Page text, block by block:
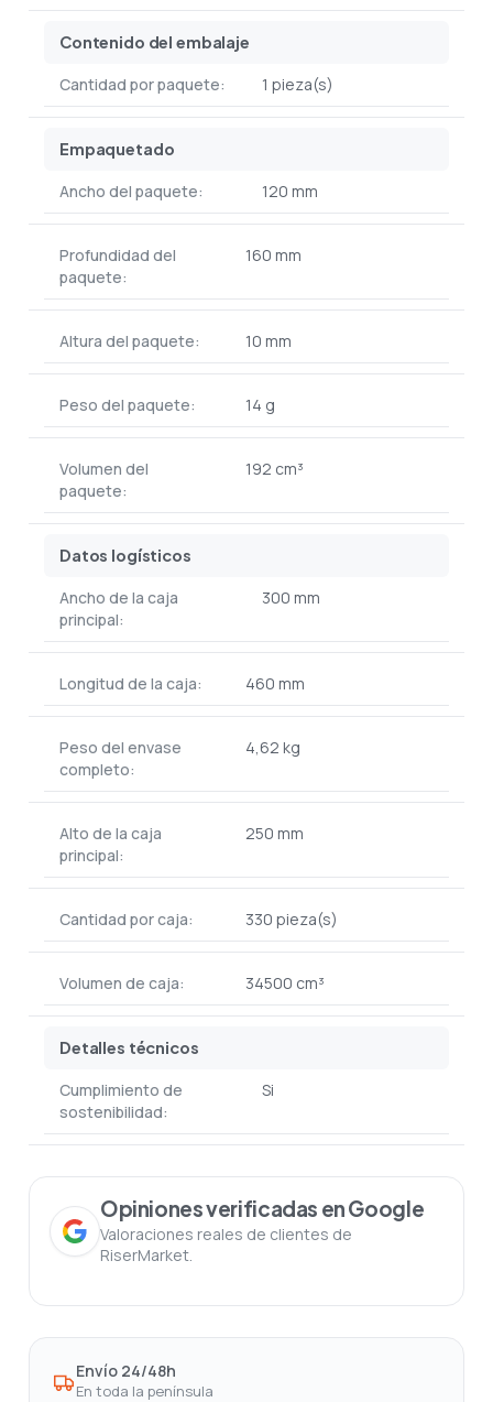
Contenido del embalaje
Cantidad por paquete: 1 pieza(s)
Empaquetado
Ancho del paquete: 120 mm
Profundidad del
paquete:
160 mm
Altura del paquete: 10 mm
Peso del paquete: 14 g
Volumen del
paquete:
192 cm³
Datos logísticos
Ancho de la caja
principal:
300 mm
Longitud de la caja: 460 mm
Peso del envase
completo:
4,62 kg
Alto de la caja
principal:
250 mm
Cantidad por caja: 330 pieza(s)
Volumen de caja: 34500 cm³
Detalles técnicos
Cumplimiento de
sostenibilidad:
Si
Opiniones verificadas en Google
Valoraciones reales de clientes de
RiserMarket.
Envío 24/48h
En toda la península